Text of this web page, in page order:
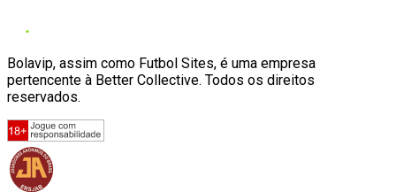
Bolavip, assim como Futbol Sites, é uma empresa
pertencente à Better Collective. Todos os direitos
reservados.